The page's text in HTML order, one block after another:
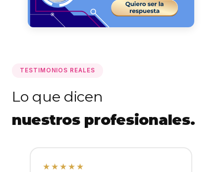
TESTIMONIOS REALES
Lo que dicen
nuestros profesionales.
★★★★★